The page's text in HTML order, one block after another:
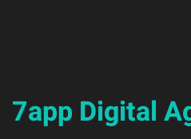
7app Digital